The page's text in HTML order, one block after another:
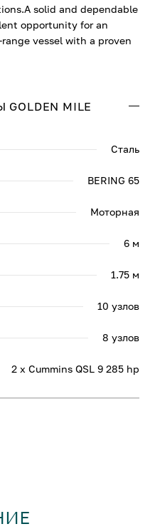
solid and dependable
opportunity for an
vessel with a proven
MILE
Сталь
BERING 65
Моторная
6 м
1.75 м
10 узлов
8 узлов
2 x Cummins QSL 9 285 hp